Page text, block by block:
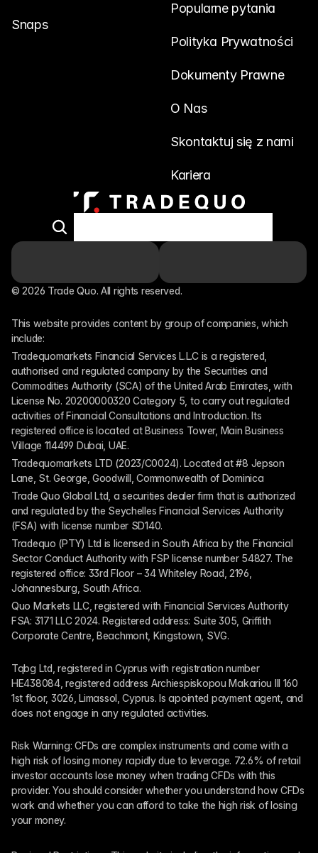
Snaps
Popularne pytania
Polityka Prywatności
Dokumenty Prawne
O Nas
Skontaktuj się z nami
Kariera
© 2026 Trade Quo. All rights reserved.
This website provides content by group of companies, which
include:
Tradequomarkets Financial Services L.L.C is a registered,
authorised and regulated company by the Securities and
Commodities Authority (SCA) of the United Arab Emirates, with
License No. 20200000320 Category 5, to carry out regulated
activities of Financial Consultations and Introduction. Its
registered office is located at Business Tower, Main Business
Village 114499 Dubai, UAE.
Tradequomarkets LTD (2023/C0024). Located at #8 Jepson
Lane, St. George, Goodwill, Commonwealth of Dominica
Trade Quo Global Ltd, a securities dealer firm that is authorized
and regulated by the Seychelles Financial Services Authority
(FSA) with license number SD140.
Tradequo (PTY) Ltd is licensed in South Africa by the Financial
Sector Conduct Authority with FSP license number 54827. The
registered office: 33rd Floor – 34 Whiteley Road, 2196,
Johannesburg, South Africa.
Quo Markets LLC, registered with Financial Services Authority
FSA: 3171 LLC 2024. Registered address: Suite 305, Griffith
Corporate Centre, Beachmont, Kingstown, SVG.
Tqbg Ltd, registered in Cyprus with registration number
HE438084, registered address Archiespiskopou Makariou III 160
1st floor, 3026, Limassol, Cyprus. Is apointed payment agent, and
does not engage in any regulated activities.
Risk Warning: CFDs are complex instruments and come with a
high risk of losing money rapidly due to leverage. 72.6% of retail
investor accounts lose money when trading CFDs with this
provider. You should consider whether you understand how CFDs
work and whether you can afford to take the high risk of losing
your money.